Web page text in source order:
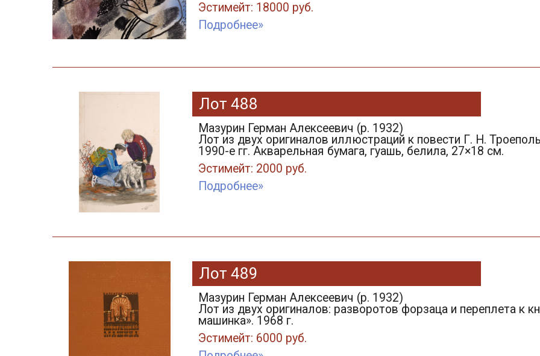
Эстимейт: 18000 руб.
Подробнее»
Лот 488
Мазурин Герман Алексеевич (р. 1932)
Лот из двух оригиналов иллюстраций к повести Г. Н.
1990-е гг. Акварельная бумага, гуашь, белила, 27×18 см.
Эстимейт: 2000 руб.
Подробнее»
Лот 489
Мазурин Герман Алексеевич (р. 1932)
Лот из двух оригиналов: разворотов форзаца и переплета к
машинка». 1968 г.
Эстимейт: 6000 руб.